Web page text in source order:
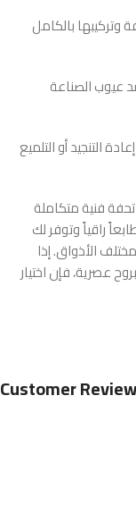
وتركيبها بالكامل
عيوب الصناعة
التنجيد أو التلميع
فنية متكاملة
راقياً وتوفر لك
الأذواق. إذا
عصرية، فإن اختيار
Customer